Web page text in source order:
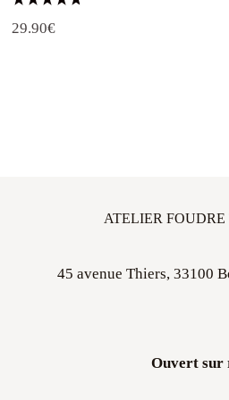
4.75
29.90€
ATELIER
45 avenue Thiers, 33100
Ouvert sur